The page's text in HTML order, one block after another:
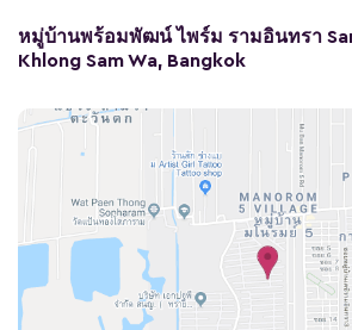
หมู่บ้านพร้อมพัฒน์ ไพร์ม รามอินทรา
Khlong Sam Wa, Bangkok